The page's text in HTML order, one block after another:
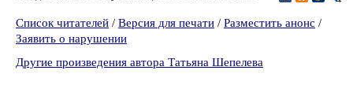
Список читателей / Версия для печати / Разместить анонс /
Заявить о нарушении
Другие произведения автора Татьяна Шепелева